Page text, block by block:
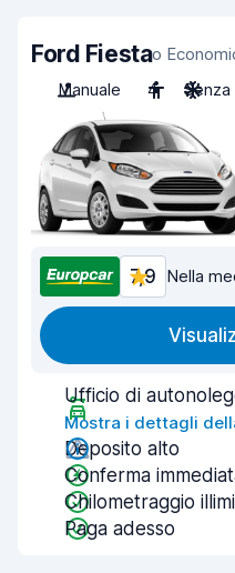
Ford Fiestao
Manuale
4 Senza
7,9 Nella
Ufficio di
Mostra i dettagli
Deposito alto
Conferma
Chilometraggio
Paga adesso